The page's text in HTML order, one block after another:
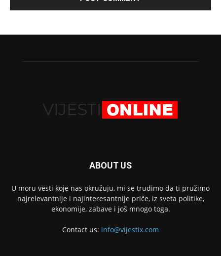
ABOUT US
U moru vesti koje nas okružuju, mi se trudimo da ti pružimo
najrelevantnije i najinteresantnije priče, iz sveta politike,
ekonomije, zabave i još mnogo toga.
Contact us: info@vijestix.com